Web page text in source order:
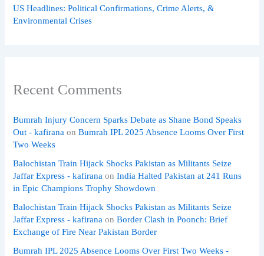
US Headlines: Political Confirmations, Crime Alerts, &
Environmental Crises
Recent Comments
Bumrah Injury Concern Sparks Debate as Shane Bond Speaks
Out - kafirana onBumrah IPL 2025 Absence Looms Over First
Two Weeks
Balochistan Train Hijack Shocks Pakistan as Militants Seize
Jaffar Express - kafirana onIndia Halted Pakistan at 241 Runs
in Epic Champions Trophy Showdown
Balochistan Train Hijack Shocks Pakistan as Militants Seize
Jaffar Express - kafirana onBorder Clash in Poonch: Brief
Exchange of Fire Near Pakistan Border
Bumrah IPL 2025 Absence Looms Over First Two Weeks -